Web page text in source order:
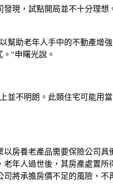
發現，試點開局並不十分理想
助老年人手中的不動產增
"申曙光說。
不明朗。此類住宅可能用
房養老產品需要保險公司具
年人過世後，其房產處置
將承擔房價不足的風險，不